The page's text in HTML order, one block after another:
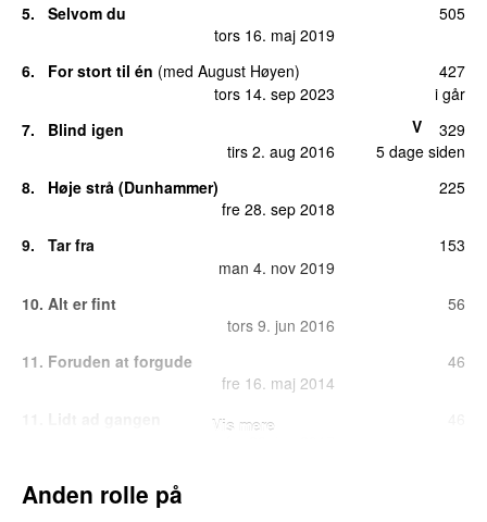
5.
Selvom du
tors 16. maj 2019
505
6. For stort til én (med August Høyen)
tors 14. sep 2023
i går
427
7.
Blind igen
tirs 2. aug 2016
5 dage siden
V 329
8.
Høje strå (Dunhammer)
fre 28. sep 2018
225
9.
Tar fra
man 4. nov 2019
153
10. Alt er fint
tors 9. jun 2016
56
11. Foruden at forgude
fre 16. maj 2014
46
Vis mere
Anden rolle på